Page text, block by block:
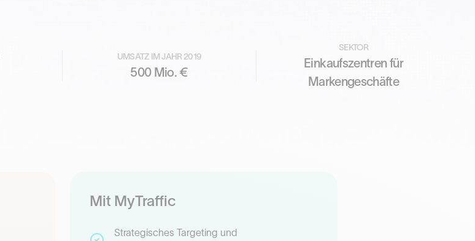
UMSATZ IM JAHR 2019
500 Mio. €
SEKTOR
Einkaufszentren für
Markengeschäfte
Mit MyTraffic
Strategisches Targeting und